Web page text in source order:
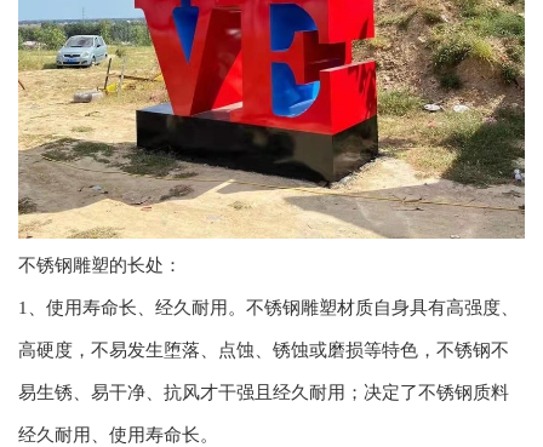
不锈钢雕塑的长处：
1、使用寿命长、经久耐用。不锈钢雕塑材质自身具有高强度、
高硬度，不易发生堕落、点蚀、锈蚀或磨损等特色，不锈钢不
易生锈、易干净、抗风才干强且经久耐用；决定了不锈钢质料
经久耐用、使用寿命长。